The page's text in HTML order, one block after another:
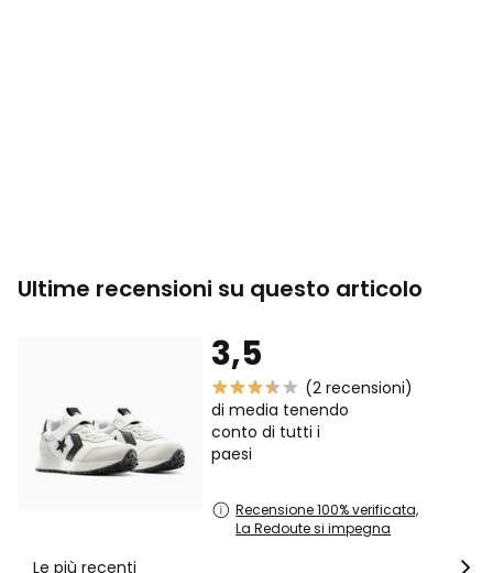
Ultime recensioni su questo articolo
3,5
(2 recensioni)
di media tenendo
conto di tutti i
paesi
Recensione 100% verificata,
La Redoute si impegna
Le più recenti